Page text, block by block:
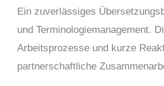
Ein zuverlässiges
und Terminologiemanagement.
Arbeitsprozesse und kurze
partnerschaftliche